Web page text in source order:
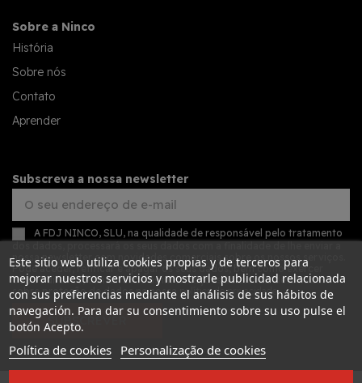
Sobre a Ninco
História
Sobre nós
Contato
Aprender
Subscreva a nossa newsletter
A FDJ NINCO, SLU, na qualidade de responsável pelo tratamento
dos dados, processará os seus dados com a finalidade de lhe enviar a
nossa newsletter com novidades comerciais sobre os nossos serviços.
Pode aceder, retificar e apagar os seus dados, bem como exercer
outros direitos, consultando as informações adicionais detalhadas
sobre proteção de dados na nossa política de privacidade
SUBSCREVER
Este sitio web utiliza cookies propias y de terceros para
mejorar nuestros servicios y mostrarle publicidad relacionada
con sus preferencias mediante el análisis de sus hábitos de
navegación. Para dar su consentimiento sobre su uso pulse el
botón Acepto.
Política de cookies Personalização de cookies